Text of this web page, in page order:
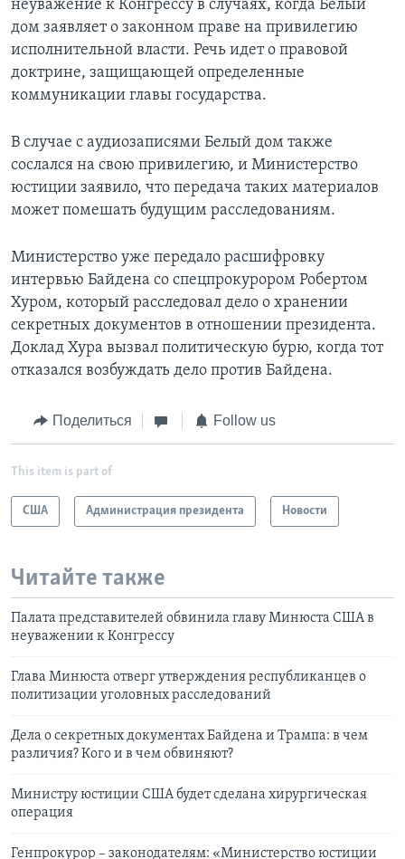
неуважение к Конгрессу в случаях, когда Белый
дом заявляет о законном праве на привилегию
исполнительной власти. Речь идет о правовой
доктрине, защищающей определенные
коммуникации главы государства.
В случае с аудиозаписями Белый дом также
сослался на свою привилегию, и Министерство
юстиции заявило, что передача таких материалов
может помешать будущим расследованиям.
Министерство уже передало расшифровку
интервью Байдена со спецпрокурором Робертом
Хуром, который расследовал дело о хранении
секретных документов в отношении президента.
Доклад Хура вызвал политическую бурю, когда тот
отказался возбуждать дело против Байдена.
Поделиться Follow us
This item is part of
США Администрация президента Новости
Читайте также
Палата представителей обвинила главу Минюста США в
неуважении к Конгрессу
Глава Минюста отверг утверждения республиканцев о
политизации уголовных расследований
Дела о секретных документах Байдена и Трампа: в чем
различия? Кого и в чем обвиняют?
Министру юстиции США будет сделана хирургическая
операция
Генпрокурор – законодателям: «Министерство юстиции